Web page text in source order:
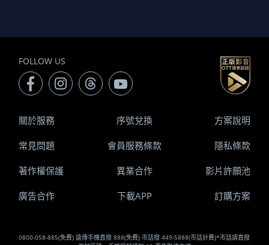
FOLLOW US
0800-058-885(免費) 遠傳手機直撥 888(免費) 市話撥 449-5888(市話計費)*市話請直撥
關於服務 序號兌換 方案說明
常見問題 會員服務條款 隱私條款
著作權保護 異業合作 影片許願池
廣告合作 下載APP 訂購方案